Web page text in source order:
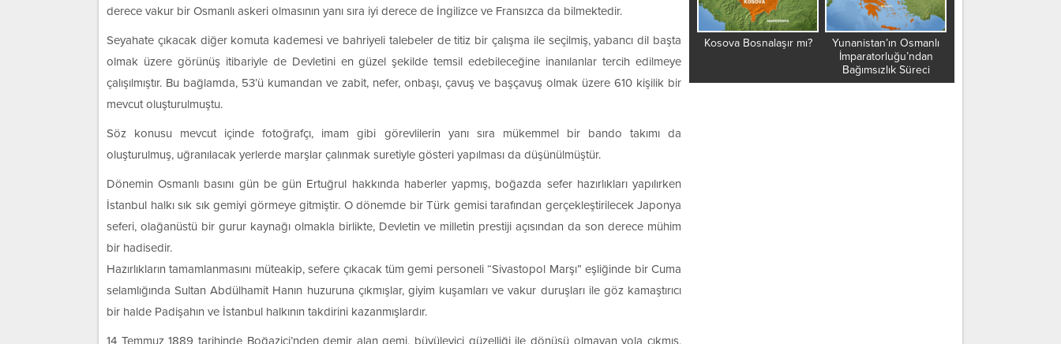
derece vakur bir Osmanlı askeri olmasının yanı sıra iyi derece de İngilizce ve Fransızca da bilmektedir.
Seyahate çıkacak diğer komuta kademesi ve bahriyeli talebeler de titiz bir çalışma ile seçilmiş, yabancı dil başta
olmak üzere görünüş itibariyle de Devletini en güzel şekilde temsil edebileceğine inanılanlar tercih edilmeye
çalışılmıştır. Bu bağlamda, 53’ü kumandan ve zabit, nefer, onbaşı, çavuş ve başçavuş olmak üzere 610 kişilik bir
mevcut oluşturulmuştu.
Söz konusu mevcut içinde fotoğrafçı, imam gibi görevlilerin yanı sıra mükemmel bir bando takımı da
oluşturulmuş, uğranılacak yerlerde marşlar çalınmak suretiyle gösteri yapılması da düşünülmüştür.
Dönemin Osmanlı basını gün be gün Ertuğrul hakkında haberler yapmış, boğazda sefer hazırlıkları yapılırken
İstanbul halkı sık sık gemiyi görmeye gitmiştir. O dönemde bir Türk gemisi tarafından gerçekleştirilecek Japonya
seferi, olağanüstü bir gurur kaynağı olmakla birlikte, Devletin ve milletin prestiji açısından da son derece mühim
bir hadisedir.
Hazırlıkların tamamlanmasını müteakip, sefere çıkacak tüm gemi personeli “Sivastopol Marşı” eşliğinde bir Cuma
selamlığında Sultan Abdülhamit Hanın huzuruna çıkmışlar, giyim kuşamları ve vakur duruşları ile göz kamaştırıcı
bir halde Padişahın ve İstanbul halkının takdirini kazanmışlardır.
14 Temmuz 1889 tarihinde Boğaziçi’nden demir alan gemi, büyüleyici güzelliği ile dönüşü olmayan yola çıkmış,
Kosova Bosnalaşır mı?
Yunanistan’ın Osmanlı
İmparatorluğu’ndan
Bağımsızlık Süreci